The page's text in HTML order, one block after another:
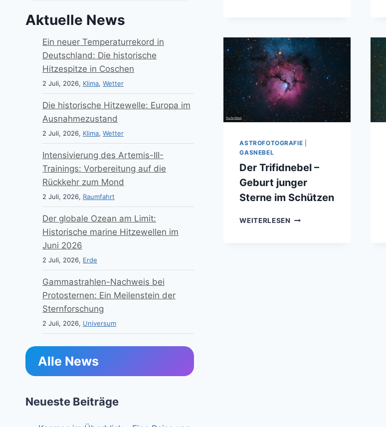
GAS
ASTROFOTOGRAFIE
GASNEBEL
Der Trifidnebel –
Geburt junger
Sterne im Schützen
WEITERLESEN DER
Aktuelle News
Ein neuer Temperaturrekord in
Deutschland: Die historische
Hitzespitze in Coschen
2 Juli, 2026, Klima, Wetter
Die historische Hitzewelle: Europa im
Ausnahmezustand
2 Juli, 2026, Klima, Wetter
Intensivierung des Artemis-III-
Trainings: Vorbereitung auf die
Rückkehr zum Mond
2 Juli, 2026, Raumfahrt
Der globale Ozean am Limit:
Historische marine Hitzewellen im
Juni 2026
2 Juli, 2026, Erde
Gammastrahlen-Nachweis bei
Protosternen: Ein Meilenstein der
Sternforschung
2 Juli, 2026, Universum
Alle News
Neueste Beiträge